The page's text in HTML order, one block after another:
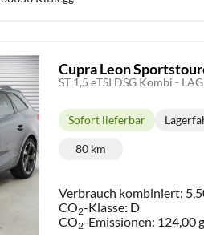
Cupra Leon
ST 1,5 eTSI DSG Kombi -
Lieferzeit:
Sofort lieferbar
Kilometerstand:
80 km
Verbrauch kombiniert:
CO2-Klasse: D
CO2-Emissionen: 124,00